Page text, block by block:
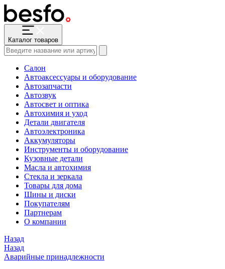
Каталог товаров
Салон
Автоаксессуары и оборудование
Автозапчасти
Автозвук
Автосвет и оптика
Автохимия и уход
Детали двигателя
Автоэлектроника
Аккумуляторы
Инструменты и оборудование
Кузовные детали
Масла и автохимия
Стекла и зеркала
Товары для дома
Шины и диски
Покупателям
Партнерам
О компании
Назад
Назад
Аварийные принадлежности